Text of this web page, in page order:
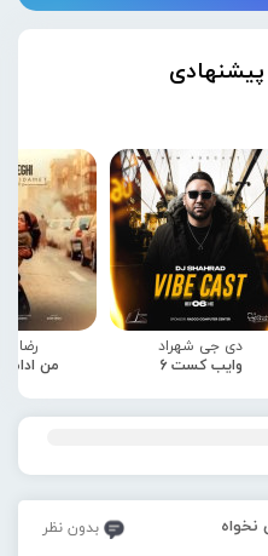
دی جی شهراد
وایب کست 6
رضا
من
نخواه بدون نظر